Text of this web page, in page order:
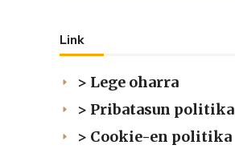
Link
> Lege oharra
> Pribatasun politika
> Cookie-en politika